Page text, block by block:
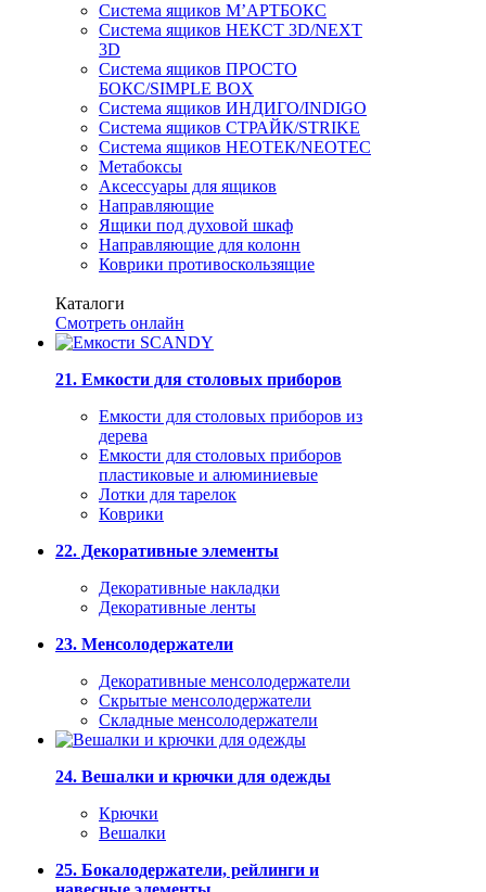
Система ящиков М’АРТБОКС
Система ящиков НЕКСТ 3D/NEXT
3D
Система ящиков ПРОСТО
БОКС/SIMPLE BOX
Система ящиков ИНДИГО/INDIGO
Система ящиков СТРАЙК/STRIKE
Система ящиков НЕОТЕК/NEOTEC
Метабоксы
Аксессуары для ящиков
Направляющие
Ящики под духовой шкаф
Направляющие для колонн
Коврики противоскользящие
Каталоги
Смотреть онлайн
21. Емкости для столовых приборов
Емкости для столовых приборов из
дерева
Емкости для столовых приборов
пластиковые и алюминиевые
Лотки для тарелок
Коврики
22. Декоративные элементы
Декоративные накладки
Декоративные ленты
23. Менсолодержатели
Декоративные менсолодержатели
Скрытые менсолодержатели
Складные менсолодержатели
24. Вешалки и крючки для одежды
Крючки
Вешалки
25. Бокалодержатели, рейлинги и